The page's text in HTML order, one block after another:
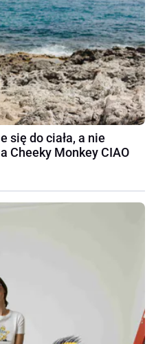
się do ciała, a nie
Cheeky Monkey CIAO